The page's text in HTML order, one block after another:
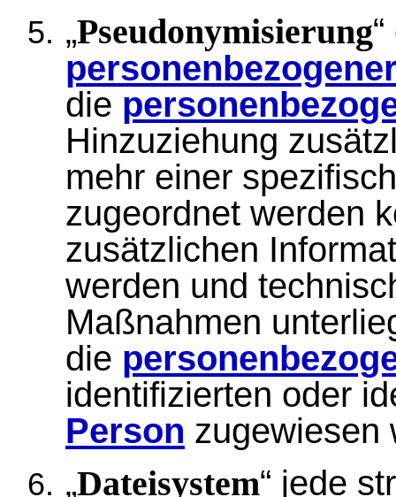
„Pseudonymisierung
die
Hinzuziehung
mehr einer
zugeordnet werden
zusätzlichen
werden und
Maßnahmen
die
identifizierten oder
Person zugewiesen
„Dateisystem“ jede